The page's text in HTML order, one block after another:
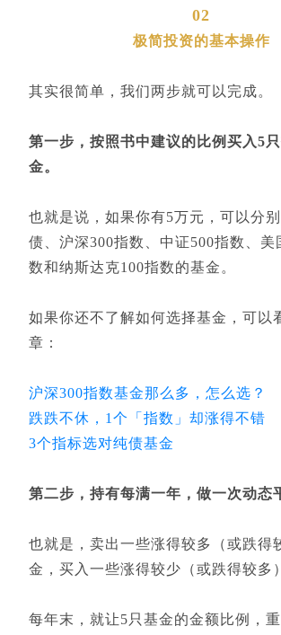
02
极简投资的基本操作
其实很简单，我们两步就可以完成。
第一步，按照书中建议的比例买入5
金。
也就是说，如果你有5万元，可以分
债、沪深300指数、中证500指数、美
数和纳斯达克100指数的基金。
如果你还不了解如何选择基金，可以
章：
沪深300指数基金那么多，怎么选？
跌跌不休，1个「指数」却涨得不错
3个指标选对纯债基金
第二步，持有每满一年，做一次动态
也就是，卖出一些涨得较多（或跌得
金，买入一些涨得较少（或跌得较多
每年末，就让5只基金的金额比例，